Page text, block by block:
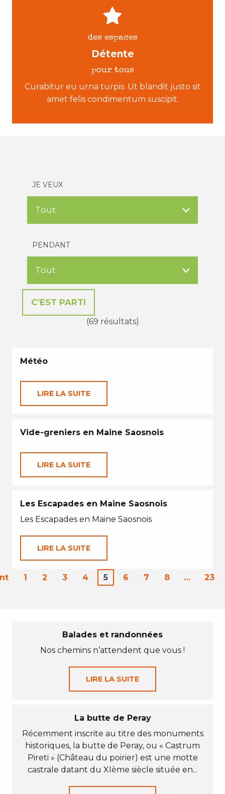
des espaces
Détente
pour tous
Curabitur eu urna turpis. Ut blandit justo sit
amet felis condimentum suscipit.
JE VEUX
PENDANT
(69 résultats)
Météo
LIRE LA SUITE
Vide-greniers en Maine Saosnois
LIRE LA SUITE
Les Escapades en Maine Saosnois
Les Escapades en Maine Saosnois
LIRE LA SUITE
1 2 3 4 5 6 7 8 … 23
Balades et randonnées
Nos chemins n’attendent que vous !
LIRE LA SUITE
La butte de Peray
Récemment inscrite au titre des monuments
historiques, la butte de Peray, ou « Castrum
Pireti » (Château du poirier) est une motte
castrale datant du XIème siècle située en...